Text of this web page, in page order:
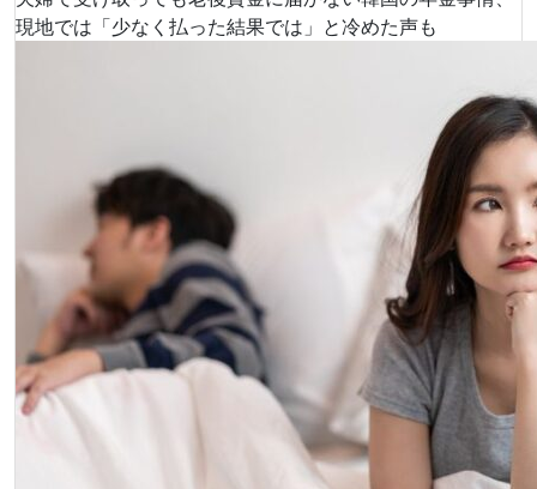
現地では「少なく払った結果では」と冷めた声も